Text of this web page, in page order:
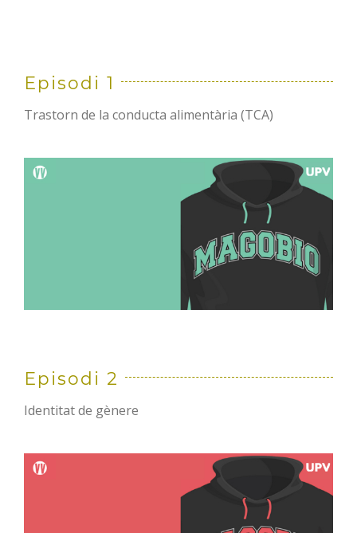
Episodi 1
Trastorn de la conducta alimentària (TCA)
Episodi 2
Identitat de gènere